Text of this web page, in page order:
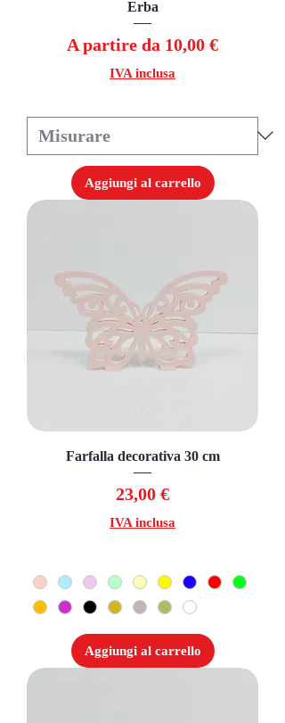
Erba
A partire da 10,00 €
Prezzo scontato
IVA inclusa
Aggiungi al carrello
Farfalla decorativa 30 cm
Prezzo
23,00 €
IVA inclusa
Aggiungi al carrello